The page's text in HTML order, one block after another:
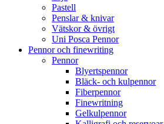
Pastell
Penslar & knivar
Vätskor & övrigt
Uni Posca Pennor
Pennor och finewriting
Pennor
Blyertspennor
Bläck- och kulpennor
Fiberpennor
Finewritning
Gelkulpennor